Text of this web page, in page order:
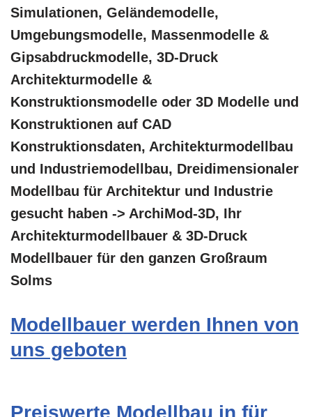
Simulationen, Geländemodelle,
Umgebungsmodelle, Massenmodelle &
Gipsabdruckmodelle, 3D-Druck
Architekturmodelle &
Konstruktionsmodelle oder 3D Modelle und
Konstruktionen auf CAD
Konstruktionsdaten, Architekturmodellbau
und Industriemodellbau, Dreidimensionaler
Modellbau für Architektur und Industrie
gesucht haben -> ArchiMod-3D, Ihr
Architekturmodellbauer & 3D-Druck
Modellbauer für den ganzen Großraum
Solms
Modellbauer werden Ihnen von
uns geboten
Preiswerte Modellbau in für